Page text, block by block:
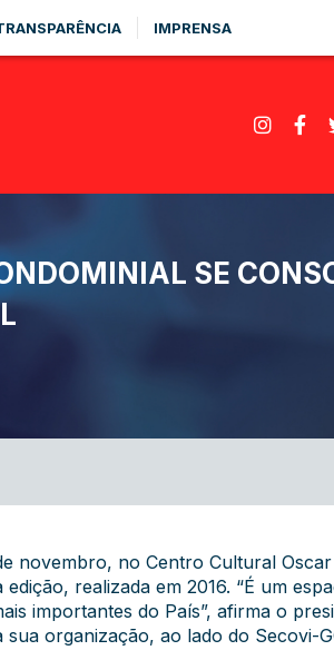
IMPRENSA
SE
novembro, no Centro Cultural
realizada em 2016. “É um
importantes do País”, afirma o
organização, ao lado do Secovi-